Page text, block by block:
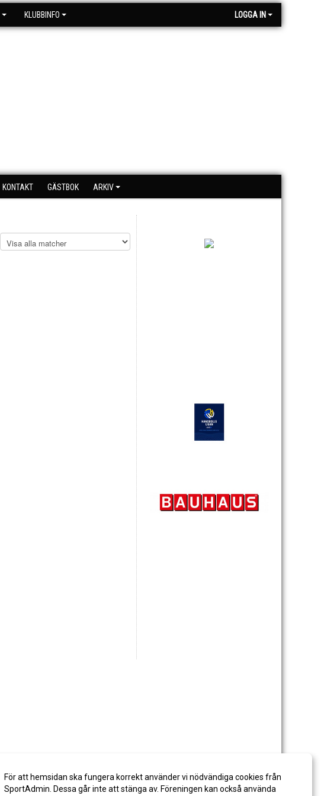
KLUBBINFO LOGGA IN
KONTAKT GÄSTBOK ARKIV
För att hemsidan ska fungera korrekt använder vi nödvändiga cookies från
SportAdmin. Dessa går inte att stänga av. Föreningen kan också använda